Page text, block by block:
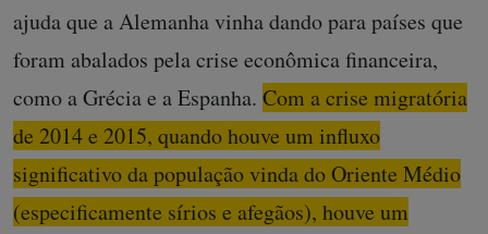
ajuda que a Alemanha vinha dando para países que
foram abalados pela crise econômica financeira,
como a Grécia e a Espanha. Com a crise migratória
de 2014 e 2015, quando houve um influxo
significativo da população vinda do Oriente Médio
(especificamente sírios e afegãos), houve um